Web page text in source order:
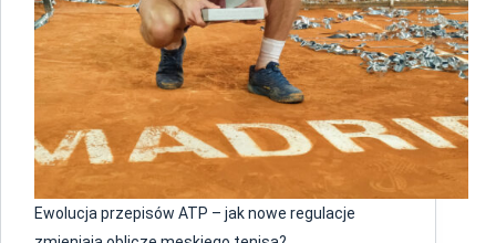
Ewolucja przepisów ATP – jak nowe regulacje